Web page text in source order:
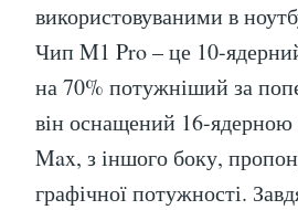
використовуваними в
Чип M1 Pro – це 10-
на 70% потужніший за
він оснащений 16-
Max, з іншого боку,
графічної потужності.